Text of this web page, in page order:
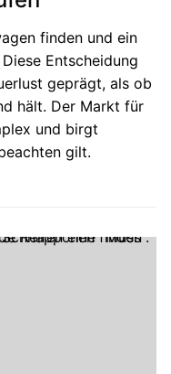
finden und ein
Entscheidung
geprägt, als ob
hält. Der Markt für
und birgt
gilt.